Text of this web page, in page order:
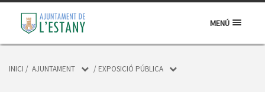
MENÚ
INICI / AJUNTAMENT / EXPOSICIÓ PÚBLICA